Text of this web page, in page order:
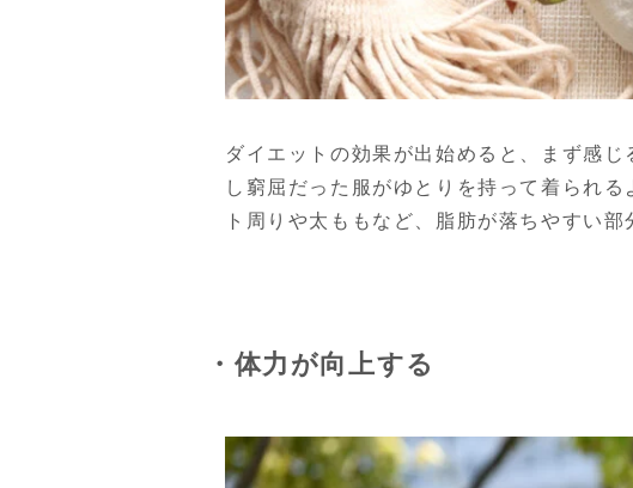
ダイエットの効果が出始めると、まず感
し窮屈だった服がゆとりを持って着られ
ト周りや太ももなど、脂肪が落ちやすい
・体力が向上する